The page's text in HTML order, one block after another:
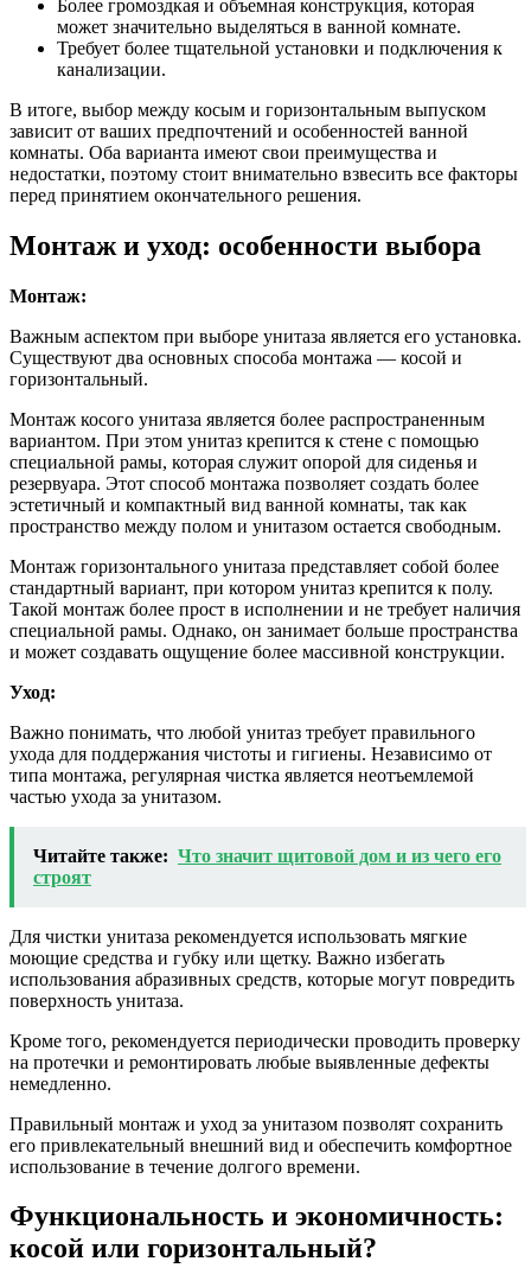
Более громоздкая и объемная конструкция, которая
может значительно выделяться в ванной комнате.
Требует более тщательной установки и подключения к
канализации.
В итоге, выбор между косым и горизонтальным выпуском
зависит от ваших предпочтений и особенностей ванной
комнаты. Оба варианта имеют свои преимущества и
недостатки, поэтому стоит внимательно взвесить все факторы
перед принятием окончательного решения.
Монтаж и уход: особенности выбора
Монтаж:
Важным аспектом при выборе унитаза является его установка.
Существуют два основных способа монтажа — косой и
горизонтальный.
Монтаж косого унитаза является более распространенным
вариантом. При этом унитаз крепится к стене с помощью
специальной рамы, которая служит опорой для сиденья и
резервуара. Этот способ монтажа позволяет создать более
эстетичный и компактный вид ванной комнаты, так как
пространство между полом и унитазом остается свободным.
Монтаж горизонтального унитаза представляет собой более
стандартный вариант, при котором унитаз крепится к полу.
Такой монтаж более прост в исполнении и не требует наличия
специальной рамы. Однако, он занимает больше пространства
и может создавать ощущение более массивной конструкции.
Уход:
Важно понимать, что любой унитаз требует правильного
ухода для поддержания чистоты и гигиены. Независимо от
типа монтажа, регулярная чистка является неотъемлемой
частью ухода за унитазом.
Читайте также: Что значит щитовой дом и из чего его
строят
Для чистки унитаза рекомендуется использовать мягкие
моющие средства и губку или щетку. Важно избегать
использования абразивных средств, которые могут повредить
поверхность унитаза.
Кроме того, рекомендуется периодически проводить проверку
на протечки и ремонтировать любые выявленные дефекты
немедленно.
Правильный монтаж и уход за унитазом позволят сохранить
его привлекательный внешний вид и обеспечить комфортное
использование в течение долгого времени.
Функциональность и экономичность:
косой или горизонтальный?